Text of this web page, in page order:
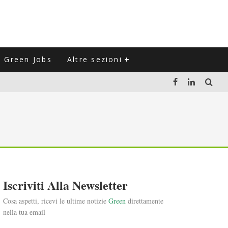
Green Jobs Altre sezioni
L'ITALIA
Iscriviti Alla Newsletter
Cosa aspetti, ricevi le ultime notizie Green direttamente
nella tua email